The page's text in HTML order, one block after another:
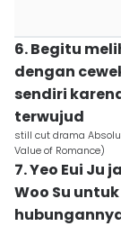
6. Begitu
dengan
sendiri
terwujud
still cut drama
Value of Romance)
7. Yeo Eui
Woo Su